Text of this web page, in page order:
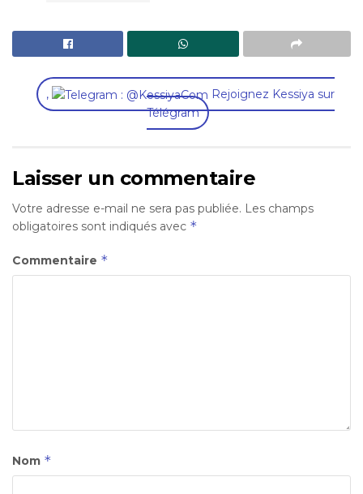
,
Rejoignez Kessiya sur
Télégram
Laisser un commentaire
Votre adresse e-mail ne sera pas publiée. Les champs
obligatoires sont indiqués avec *
Commentaire *
Nom *